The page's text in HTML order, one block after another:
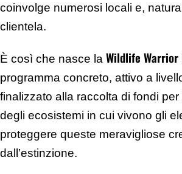
coinvolge numerosi locali e,
clientela.
È così che nasce la Wildlife Warrior
programma concreto, attivo a
finalizzato alla raccolta di fondi
degli ecosistemi in cui vivono gli
proteggere queste meravigliose
dall’estinzione.